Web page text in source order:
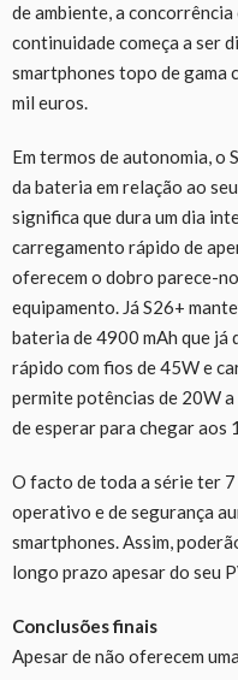
de ambiente, a
continuidade começa a ser
smartphones topo de gama
mil euros.
Em termos de autonomia, o
da bateria em relação ao
significa que dura um dia
carregamento rápido de
oferecem o dobro parece-
equipamento. Já S26+
bateria de 4900 mAh que já
rápido com fios de 45W e
permite potências de 20W
de esperar para chegar aos
O facto de toda a série ter
operativo e de segurança
smartphones. Assim,
longo prazo apesar do seu
Conclusões finais
Apesar de não oferecem